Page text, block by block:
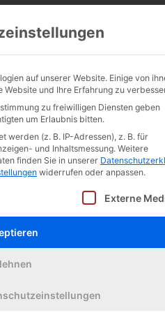
17. Dezember 2023
auf unserer Website. Einige von
und Ihre Erfahrung zu
zu freiwilligen Diensten geben
um Erlaubnis bitten.
werden (z. B. IP-Adressen), z. B. für
und Inhaltsmessung. Weitere
finden Sie in unserer
widerrufen oder anpassen.
Gruppen, für die eine
Externe